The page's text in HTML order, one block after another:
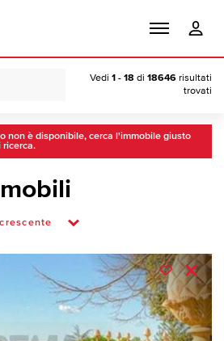
Vedi 1 - 18 di 18646 risultati
trovati
non è disponibile, cerca l'immobile giusto
ricerca.